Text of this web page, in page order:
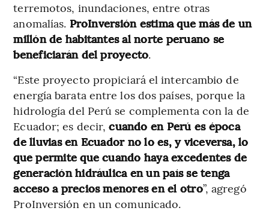
terremotos, inundaciones, entre otras
anomalías. ProInversión estima que más de un
millón de habitantes al norte peruano se
beneficiarán del proyecto.
“Este proyecto propiciará el intercambio de
energía barata entre los dos países, porque la
hidrología del Perú se complementa con la de
Ecuador; es decir,cuando en Perú es época
de lluvias en Ecuador no lo es, y viceversa, lo
que permite que cuando haya excedentes de
generación hidráulica en un país se tenga
acceso a precios menores en el otro”, agregó
ProInversión en un comunicado.